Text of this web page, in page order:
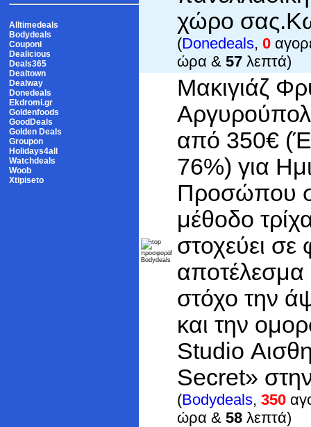
Alltimedeals
Bodydeals
Couponi
Dealicious
Deals365
Dealtown
Dealway
Donedeals
Ekdromi.gr
Goldenfoods
GoodDeals
Golden Deals
Groupon
Holidays4all
Watchdeals
Woob
Xtipiseto
χώρo
(Donedeals, 0
ώρα & 57 λεπτά)
Μακιγιάζ
από 350€
76%) για
Προσώπου
μέθοδο
στοχεύει σε
αποτέλεσμα
στόχο την
και την
Studio
Secret»
(Bodydeals, 350
ώρα & 58 λεπτά)